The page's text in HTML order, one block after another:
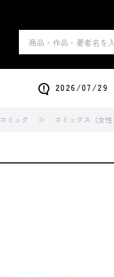
2026/07/29
コミック コミックス（女性